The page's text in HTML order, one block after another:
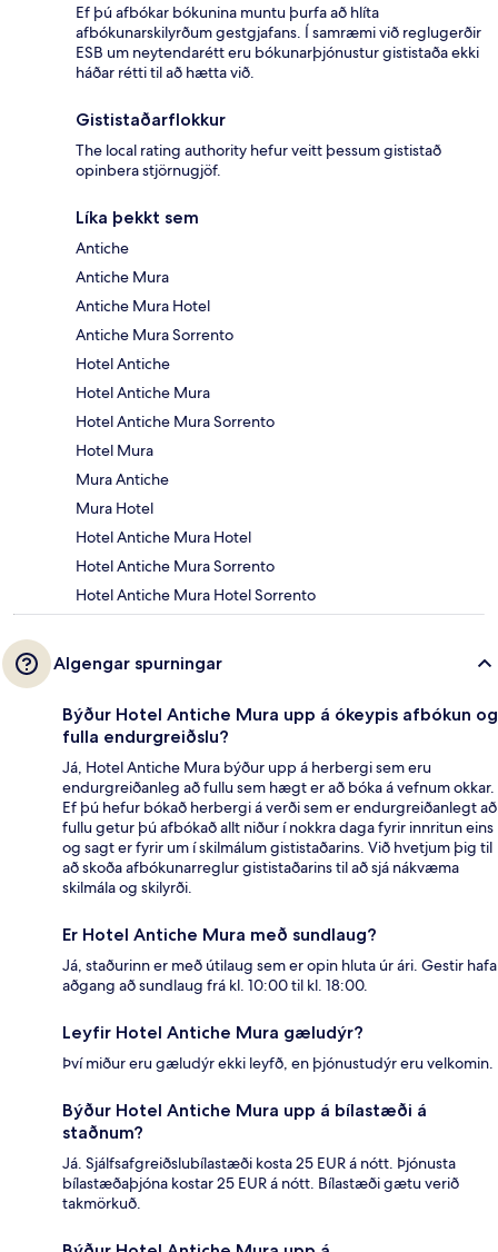
Ef þú afbókar bókunina muntu þurfa að hlíta
afbókunarskilyrðum gestgjafans. Í samræmi við reglugerðir
ESB um neytendarétt eru bókunarþjónustur gististaða ekki
háðar rétti til að hætta við.
Gististaðarflokkur
The local rating authority hefur veitt þessum gististað
opinbera stjörnugjöf.
Líka þekkt sem
Antiche
Antiche Mura
Antiche Mura Hotel
Antiche Mura Sorrento
Hotel Antiche
Hotel Antiche Mura
Hotel Antiche Mura Sorrento
Hotel Mura
Mura Antiche
Mura Hotel
Hotel Antiche Mura Hotel
Hotel Antiche Mura Sorrento
Hotel Antiche Mura Hotel Sorrento
Algengar spurningar
Býður Hotel Antiche Mura upp á ókeypis afbókun og
fulla endurgreiðslu?
Já, Hotel Antiche Mura býður upp á herbergi sem eru
endurgreiðanleg að fullu sem hægt er að bóka á vefnum okkar.
Ef þú hefur bókað herbergi á verði sem er endurgreiðanlegt að
fullu getur þú afbókað allt niður í nokkra daga fyrir innritun eins
og sagt er fyrir um í skilmálum gististaðarins. Við hvetjum þig til
að skoða afbókunarreglur gististaðarins til að sjá nákvæma
skilmála og skilyrði.
Er Hotel Antiche Mura með sundlaug?
Já, staðurinn er með útilaug sem er opin hluta úr ári. Gestir hafa
aðgang að sundlaug frá kl. 10:00 til kl. 18:00.
Leyfir Hotel Antiche Mura gæludýr?
Því miður eru gæludýr ekki leyfð, en þjónustudýr eru velkomin.
Býður Hotel Antiche Mura upp á bílastæði á
staðnum?
Já. Sjálfsafgreiðslubílastæði kosta 25 EUR á nótt. Þjónusta
bílastæðaþjóna kostar 25 EUR á nótt. Bílastæði gætu verið
takmörkuð.